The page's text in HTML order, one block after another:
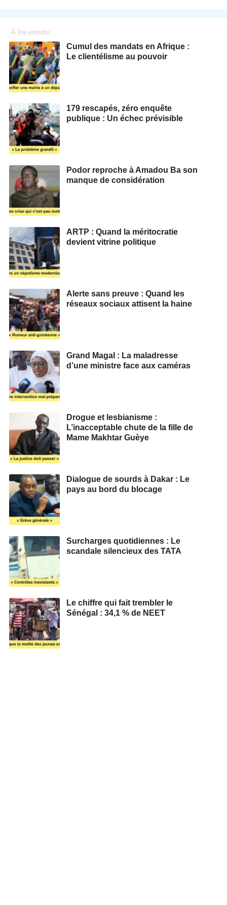
À lire ensuite
Cumul des mandats en Afrique :
Le clientélisme au pouvoir
179 rescapés, zéro enquête
publique : Un échec prévisible
Podor reproche à Amadou Ba son
manque de considération
ARTP : Quand la méritocratie
devient vitrine politique
Alerte sans preuve : Quand les
réseaux sociaux attisent la haine
Grand Magal : La maladresse
d’une ministre face aux caméras
Drogue et lesbianisme :
L’inacceptable chute de la fille de
Mame Makhtar Guèye
Dialogue de sourds à Dakar : Le
pays au bord du blocage
Surcharges quotidiennes : Le
scandale silencieux des TATA
Le chiffre qui fait trembler le
Sénégal : 34,1 % de NEET